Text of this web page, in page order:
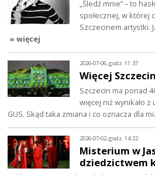
„Śledź mnie” – to
społecznej, w której
Szczecinem artystki.
» więcej
2026-07-06, godz. 11:37
Więcej
Szczecin ma ponad
więcej niż wynikało
GUS. Skąd taka zmiana i co oznacza dla
2026-07-02, godz. 14:22
Misterium w
dziedzictwem